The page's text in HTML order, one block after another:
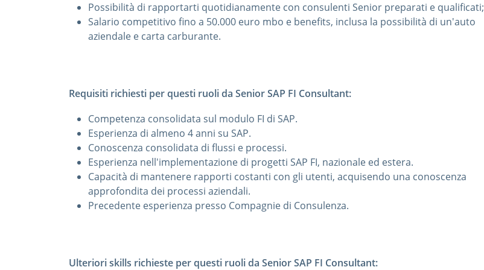
Possibilità di rapportarti quotidianamente con consulenti Senior preparati e qualificati;
Salario competitivo fino a 50.000 euro mbo e benefits, inclusa la possibilità di un'auto
aziendale e carta carburante.
Requisiti richiesti per questi ruoli da Senior SAP FI Consultant:
Competenza consolidata sul modulo FI di SAP.
Esperienza di almeno 4 anni su SAP.
Conoscenza consolidata di flussi e processi.
Esperienza nell'implementazione di progetti SAP FI, nazionale ed estera.
Capacità di mantenere rapporti costanti con gli utenti, acquisendo una conoscenza
approfondita dei processi aziendali.
Precedente esperienza presso Compagnie di Consulenza.
Ulteriori skills richieste per questi ruoli da Senior SAP FI Consultant: